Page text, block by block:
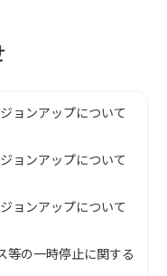
ョンアップについて
ョンアップについて
ョンアップについて
等の一時停止に関する